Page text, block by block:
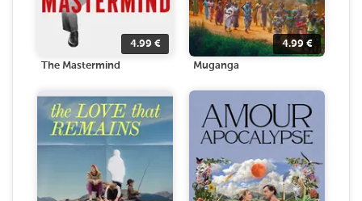
4.99 €
The Mastermind
4.99 €
Muganga